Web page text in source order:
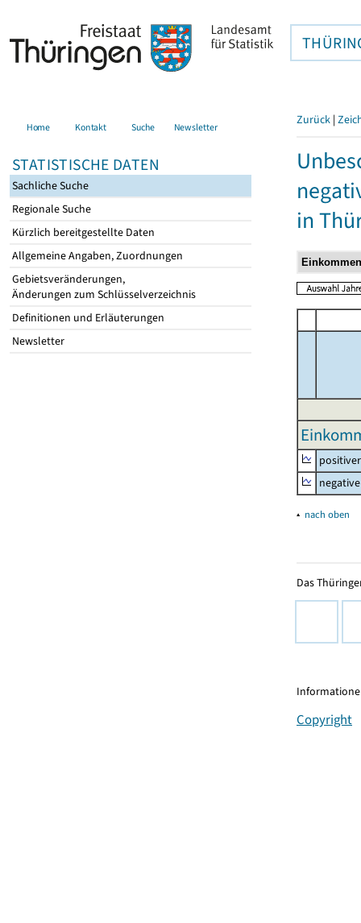
Home Kontakt Suche Newsletter
STATISTISCHE DATEN
Sachliche Suche
Regionale Suche
Kürzlich bereitgestellte Daten
Allgemeine Angaben, Zuordnungen
Gebietsveränderungen,
Änderungen zum Schlüsselverzeichnis
Definitionen und Erläuterungen
Newsletter
Zurück |
in
▴ nach oben
Das
Copyright